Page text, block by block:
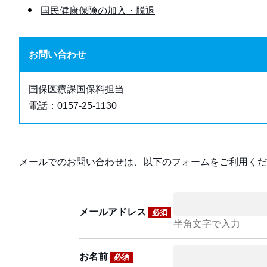
国民健康保険の加入・脱退
お問い合わせ
国保医療課国保料担当
電話：0157-25-1130
メールでのお問い合わせは、以下のフォームをご利用く
メールアドレス 必須
半角文字で入力
お名前 必須